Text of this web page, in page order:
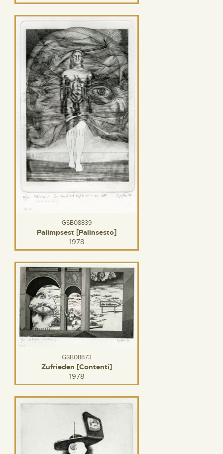
GSB08839
Palimpsest [Palinsesto]
1978
GSB08873
Zufrieden [Contenti]
1978